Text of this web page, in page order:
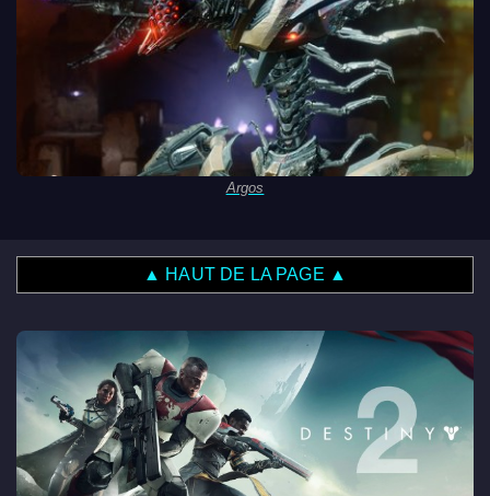
Argos
▲ HAUT DE LA PAGE ▲